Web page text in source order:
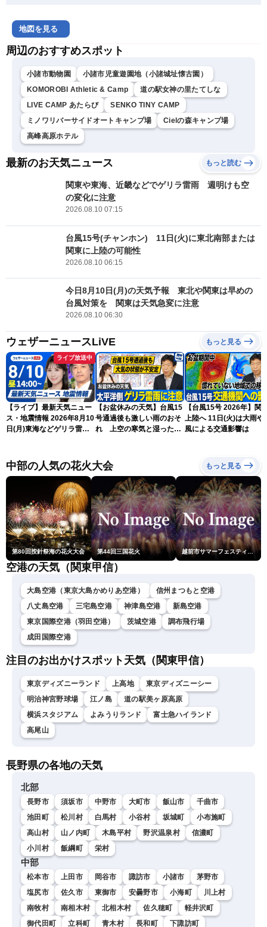
地図を見る
周辺のおすすめスポット
小諸市動物園
小諸市児童遊園地（小諸城址懐古園）
KOMOROBI Athletic & Camp
道の駅女神の里たてしな
LIVE CAMP あたらび
SENKO TINY CAMP
ミノワリバーサイドオートキャンプ場
Cielの森キャンプ場
高峰高原ホテル
最新のお天気ニュース もっと読む
関東や東海、近畿などでゲリラ雷雨 週明けも空
の変化に注意
2026.08.10 07:15
台風15号(チャンホン) 11日(火)に東北南部または
関東に上陸の可能性
2026.08.10 06:15
今日8月10日(月)の天気予報 東北や関東は早めの
台風対策を 関東は天気急変に注意
2026.08.10 06:30
ウェザーニュースLiVE もっと見る
ライブ放送中
【ライブ】最新天気ニュー
ス・地震情報 2026年8月10
日(月)東海などゲリラ雷雨
ースLiVEアフタヌーン・戸
北美月／宇野沢達也〉
【お盆休みの天気】台風15
号通過後も激しい雨のおそ
れ 上空の寒気と湿った空
【台風15号 2026年】関
上陸へ 11日(火)は大雨や
風による交通影響は
中部の人気の花火大会 もっと見る
第80回按針祭海の花火大会 第44回三国花火 越前市サマーフェスティバル花火大会
空港の天気（関東甲信）
大島空港（東京大島かめりあ空港）
信州まつもと空港
八丈島空港
三宅島空港 神津島空港
新島空港
東京国際空港（羽田空港）
茨城空港
調布飛行場
成田国際空港
注目のお出かけスポット天気（関東甲信）
東京ディズニーランド 上高地
東京ディズニーシー
明治神宮野球場
江ノ島
道の駅美ヶ原高原
横浜スタジアム
よみうりランド
富士急ハイランド
高尾山
長野県の各地の天気
北部
長野市 須坂市 中野市 大町市 飯山市
千曲市
池田町
松川村 白馬村 小谷村 坂城町
小布施町
高山村
山ノ内町 木島平村 野沢温泉村
信濃町
小川村
飯綱町 栄村
中部
松本市 上田市 岡谷市 諏訪市 小諸市
茅野市
塩尻市
佐久市 東御市 安曇野市 小海町
川上村
南牧村
南相木村 北相木村 佐久穂町
軽井沢町
御代田町
立科町 青木村 長和町 下諏訪町